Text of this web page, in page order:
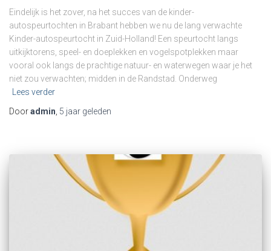
Eindelijk is het zover, na het succes van de kinder-
autospeurtochten in Brabant hebben we nu de lang verwachte
Kinder-autospeurtocht in Zuid-Holland! Een speurtocht langs
uitkijktorens, speel- en doeplekken en vogelspotplekken maar
vooral ook langs de prachtige natuur- en waterwegen waar je het
niet zou verwachten; midden in de Randstad. Onderweg
Lees verder
Dooradmin, 5 jaar geleden